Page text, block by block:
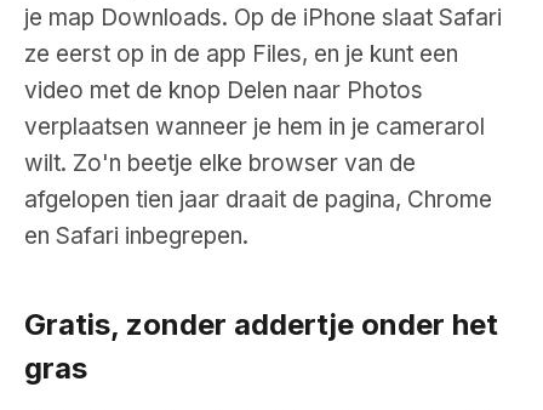
je map Downloads. Op de iPhone slaat Safari
ze eerst op in de app Files, en je kunt een
video met de knop Delen naar Photos
verplaatsen wanneer je hem in je camerarol
wilt. Zo'n beetje elke browser van de
afgelopen tien jaar draait de pagina, Chrome
en Safari inbegrepen.
Gratis, zonder addertje onder het
gras